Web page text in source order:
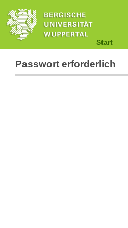
Start
Passwort erforderlich